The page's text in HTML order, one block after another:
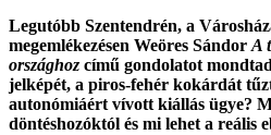
Legutóbb Szentendrén, a
megemlékezésen Weöres Sándor A
országhoz című gondolatot
jelképét, a piros-fehér kokárdát
autonómiáért vívott kiállás ügye?
döntéshozóktól és mi lehet a reális